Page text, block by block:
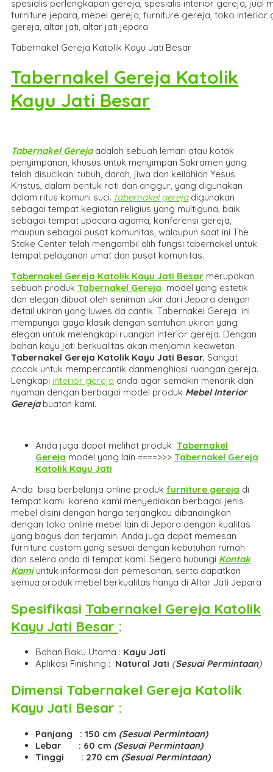
Tabernakel Gereja Katolik Kayu Jati Besar
Tabernakel Gereja Katolik
Kayu Jati Besar
Tabernakel Gerejaadalah sebuah lemari atau kotak
penyimpanan, khusus untuk menyimpan Sakramen yang
telah disucikan: tubuh, darah, jiwa dan keilahian Yesus
Kristus, dalam bentuk roti dan anggur, yang digunakan
dalam ritus komuni suci. tabernakel gerejadigunakan
sebagai tempat kegiatan religius yang multiguna, baik
sebagai tempat upacara agama, konferensi gereja,
maupun sebagai pusat komunitas, walaupun saat ini The
Stake Center telah mengambil alih fungsi tabernakel untuk
tempat pelayanan umat dan pusat komunitas.
Tabernakel Gereja Katolik Kayu Jati Besar merupakan
sebuah produk Tabernakel Gereja model yang estetik
dan elegan dibuat oleh seniman ukir dari Jepara dengan
detail ukiran yang luwes da cantik. Tabernakel Gereja ini
mempunyai gaya klasik dengan sentuhan ukiran yang
elegan untuk melengkapi ruangan interior gereja. Dengan
bahan kayu jati berkualitas akan menjamin keawetan
Tabernakel Gereja Katolik Kayu Jati Besar. Sangat
cocok untuk mempercantik danmenghiasi ruangan gereja.
Lengkapi interior gereja anda agar semakin menarik dan
nyaman dengan berbagai model produk Mebel Interior
Gerejabuatan kami.
Anda juga dapat melihat produk Tabernakel
Gereja model yang lain ====>>> Tabernakel Gereja
Katolik Kayu Jati
Anda bisa berbelanja online produk furniture gereja di
tempat kami karena kami menyediakan berbagai jenis
mebel disini dengan harga terjangkau dibandingkan
dengan toko online mebel lain di Jepara dengan kualitas
yang bagus dan terjamin. Anda juga dapat memesan
furniture custom yang sesuai dengan kebutuhan rumah
dan selera anda di tempat kami. Segera hubungi Kontak
Kamiuntuk informasi dan pemesanan, serta dapatkan
semua produk mebel berkualitas hanya di Altar Jati Jepara
Spesifikasi Tabernakel Gereja Katolik
Kayu Jati Besar :
Bahan Baku Utama : Kayu Jati
Aplikasi Finishing : Natural Jati (Sesuai Permintaan)
Dimensi Tabernakel Gereja Katolik
Kayu Jati Besar :
Panjang : 150 cm (Sesuai Permintaan)
Lebar : 60 cm (Sesuai Permintaan)
Tinggi : 270 cm (Sesuai Permintaan)